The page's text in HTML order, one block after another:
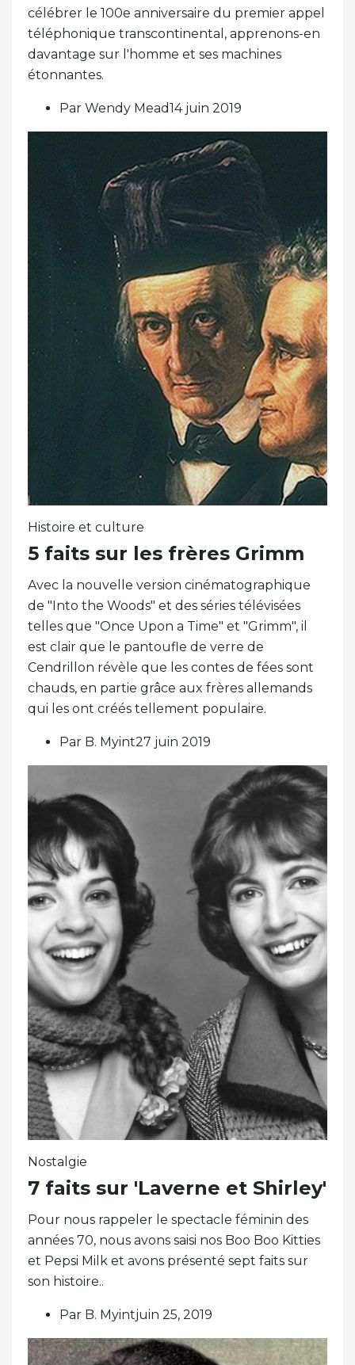
célébrer le 100e anniversaire du premier appel
téléphonique transcontinental, apprenons-en
davantage sur l'homme et ses machines
étonnantes.
Par Wendy Mead14 juin 2019
Histoire et culture
5 faits sur les frères Grimm
Avec la nouvelle version cinématographique
de "Into the Woods" et des séries télévisées
telles que "Once Upon a Time" et "Grimm", il
est clair que le pantoufle de verre de
Cendrillon révèle que les contes de fées sont
chauds, en partie grâce aux frères allemands
qui les ont créés tellement populaire.
Par B. Myint27 juin 2019
Nostalgie
7 faits sur 'Laverne et Shirley'
Pour nous rappeler le spectacle féminin des
années 70, nous avons saisi nos Boo Boo Kitties
et Pepsi Milk et avons présenté sept faits sur
son histoire..
Par B. Myintjuin 25, 2019